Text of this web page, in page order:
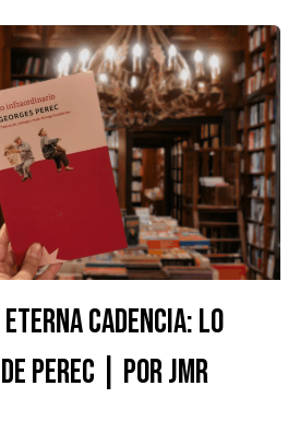
CADENCIA: LO
PEREC | POR JMR